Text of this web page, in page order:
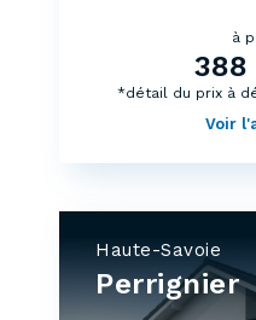
à
388
Voir
*détail du prix à
Haute-Savoie
Perrignier